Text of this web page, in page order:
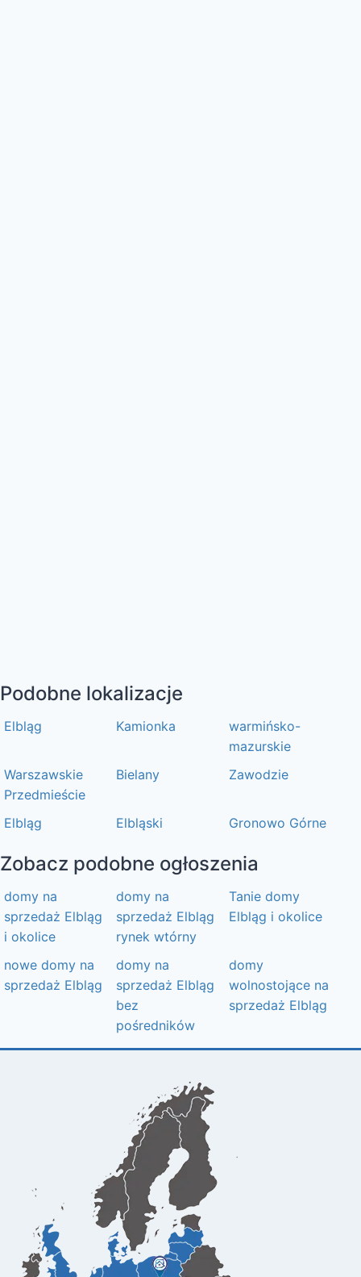
Podobne lokalizacje
Elbląg Kamionka
warmińsko-
mazurskie
Warszawskie
Przedmieście
Bielany Zawodzie
Elbląg Elbląski Gronowo Górne
Zobacz podobne ogłoszenia
domy na
sprzedaż Elbląg
i okolice
domy na
sprzedaż Elbląg
rynek wtórny
Tanie domy
Elbląg i okolice
nowe domy na
sprzedaż Elbląg
domy na
sprzedaż Elbląg
bez
pośredników
domy
wolnostojące na
sprzedaż Elbląg